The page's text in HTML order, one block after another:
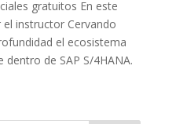
gratuitos En este
instructor Cervando
el ecosistema
dentro de SAP S/4HANA.